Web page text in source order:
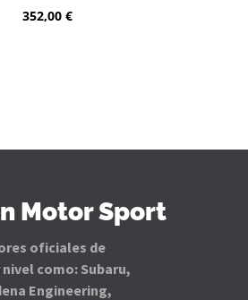
352,00 €
Motor Sport
oficiales de
como: Subaru,
Engineering,